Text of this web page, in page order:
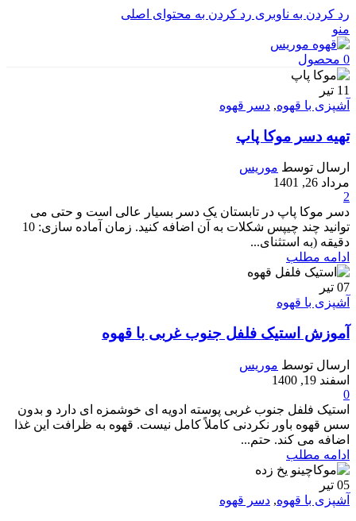
رد کردن به ناوبری رد کردن به محتوای اصلی
منو
0 محصول
11 تیر
آشپزی با قهوه, دسر قهوه
تهیه دسر موکا پاپ
ارسال توسط موریس
مرداد 26, 1401
2
دسر موکا پاپ در تابستان یک دسر بسیار عالی است و حتی می
توانید چند چیپس شکلات به آن اضافه کنید. زمان آماده سازی: 10
دقیقه (به استثنای...
ادامه مطلب
07 تیر
آشپزی با قهوه
آموزش استیک فلفل جنوب غربی با قهوه
ارسال توسط موریس
اسفند 19, 1400
0
استیک فلفل جنوب غربی پوسته ادویه ای خوشمزه ای دارد و بدون
سس قهوه باور نکردنی کاملاً کامل نیست. قهوه به ظرافت این غذا
اضافه می کند. حتم...
ادامه مطلب
05 تیر
آشپزی با قهوه, دسر قهوه